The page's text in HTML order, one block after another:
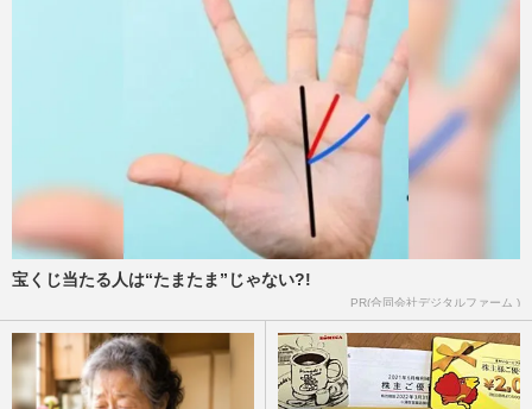
宝くじ当たる人は“たまたま”じゃない?!
PR(合同会社デジタルファーム )